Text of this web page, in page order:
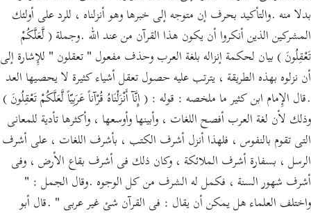
بدلا منه .والتأكيد بحرف إن متوجه إلى خبرها وهو أنزلناه ، للرد على أولئك
المشركين الذين أنكروا أن يكون هذا القرآن من عند الله .وجملة ( لَّعَلَّكُمْ
تَعْقِلُونَ ) بيان لحكمة إنزاله بلغة العرب وحذف مفعول " تعقلون " للإِشارة إلى
أن نزلوه بهذه الطريقة ، يترتب عليه حصول تعقل أشياء كثيرة لا يحصيها العد
.قال الإِمام ابن كثير ما ملخصه : قوله : ( إِنَّآ أَنْزَلْنَاهُ قُرْآناً عَرَبِيّاً لَّعَلَّكُمْ تَعْقِلُونَ )
وذلك لأن لغة العرب أفصح اللغات ، وأبينها وأوسعها ، وأكثرها تأدية للمعانى
التى تقوم بالنفوس ، فلهذا أنزل أشرف الكتب ، بأشرف اللغات ، على أشرف
الرسل ، بسفارة أشرف الملائكة ، وكان ذلك فى أشرف بقاع الأرض ، وفى
أشرف شهور السنة ، فكمل له الشرف من كل الوجوه .وقال الجمل : "
واختلف العلماء هل يمكن أن يقال : فى القرآن شئ غير عربى " .قال أبو